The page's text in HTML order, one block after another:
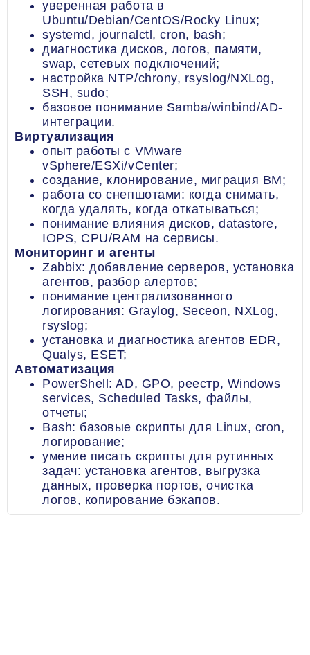
уверенная работа в
Ubuntu/Debian/CentOS/Rocky Linux;
systemd, journalctl, cron, bash;
диагностика дисков, логов, памяти,
swap, сетевых подключений;
настройка NTP/chrony, rsyslog/NXLog,
SSH, sudo;
базовое понимание Samba/winbind/AD-
интеграции.
Виртуализация
опыт работы с VMware
vSphere/ESXi/vCenter;
создание, клонирование, миграция ВМ;
работа со снепшотами: когда снимать,
когда удалять, когда откатываться;
понимание влияния дисков, datastore,
IOPS, CPU/RAM на сервисы.
Мониторинг и агенты
Zabbix: добавление серверов, установка
агентов, разбор алертов;
понимание централизованного
логирования: Graylog, Seceon, NXLog,
rsyslog;
установка и диагностика агентов EDR,
Qualys, ESET;
Автоматизация
PowerShell: AD, GPO, реестр, Windows
services, Scheduled Tasks, файлы,
отчеты;
Bash: базовые скрипты для Linux, cron,
логирование;
умение писать скрипты для рутинных
задач: установка агентов, выгрузка
данных, проверка портов, очистка
логов, копирование бэкапов.